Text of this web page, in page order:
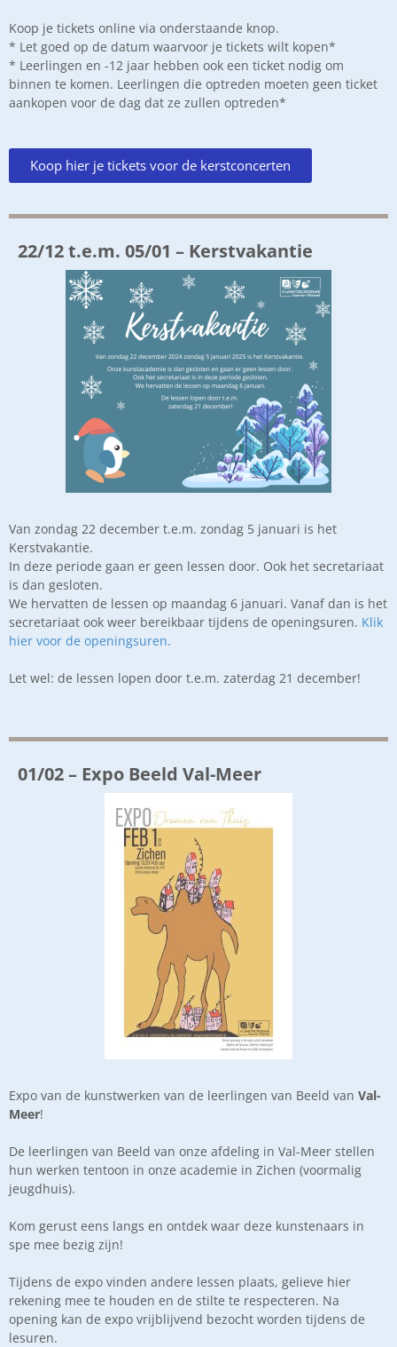
Koop je tickets online via onderstaande knop.
* Let goed op de datum waarvoor je tickets wilt kopen*
* Leerlingen en -12 jaar hebben ook een ticket nodig om
binnen te komen. Leerlingen die optreden moeten geen ticket
aankopen voor de dag dat ze zullen optreden*
Koop hier je tickets voor de kerstconcerten
22/12 t.e.m. 05/01 – Kerstvakantie
Van zondag 22 december t.e.m. zondag 5 januari is het
Kerstvakantie.
In deze periode gaan er geen lessen door. Ook het secretariaat
is dan gesloten.
We hervatten de lessen op maandag 6 januari. Vanaf dan is het
secretariaat ook weer bereikbaar tijdens de openingsuren. Klik
hier voor de openingsuren.
Let wel: de lessen lopen door t.e.m. zaterdag 21 december!
01/02 – Expo Beeld Val-Meer
Expo van de kunstwerken van de leerlingen van Beeld van Val-
Meer!
De leerlingen van Beeld van onze afdeling in Val-Meer stellen
hun werken tentoon in onze academie in Zichen (voormalig
jeugdhuis).
Kom gerust eens langs en ontdek waar deze kunstenaars in
spe mee bezig zijn!
Tijdens de expo vinden andere lessen plaats, gelieve hier
rekening mee te houden en de stilte te respecteren. Na
opening kan de expo vrijblijvend bezocht worden tijdens de
lesuren.